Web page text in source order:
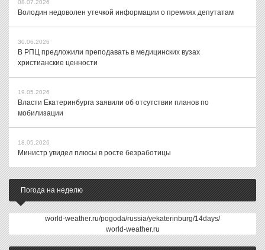
08.07.2026
Володин недоволен утечкой информации о премиях депутатам
30.06.2026
В РПЦ предложили преподавать в медицинских вузах
христианские ценности
19.05.2026
Власти Екатеринбурга заявили об отсутствии планов по
мобилизации
18.05.2026
Министр увидел плюсы в росте безработицы
Погода на неделю
world-weather.ru/pogoda/russia/yekaterinburg/14days/
world-weather.ru